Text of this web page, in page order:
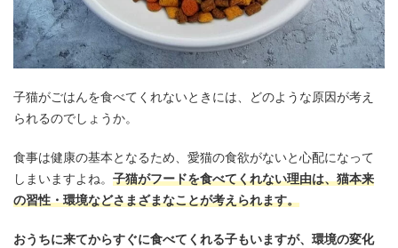
子猫がごはんを食べてくれないときには、どのような原因が考え
られるのでしょうか。
食事は健康の基本となるため、愛猫の食欲がないと心配になって
しまいますよね。 子猫がフードを食べてくれない理由は、猫本来
の習性・環境などさまざまなことが考えられます。
おうちに来てからすぐに食べてくれる子もいますが、環境の変化